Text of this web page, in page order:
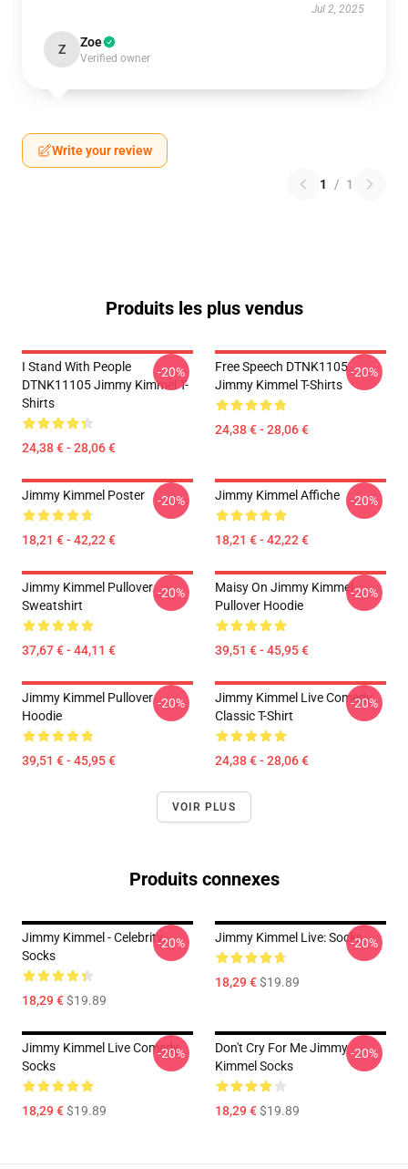
Jul 2, 2025
Z Zoe
Verified owner
Write your review
1 / 1
Produits les plus vendus
I Stand With People
DTNK11105 Jimmy Kimmel T-
Shirts
24,38 € - 28,06 €
-20%
Free Speech DTNK1105
Jimmy Kimmel T-Shirts
24,38 € - 28,06 €
-20%
Jimmy Kimmel Poster
18,21 € - 42,22 €
-20% Jimmy Kimmel Affiche
18,21 € - 42,22 €
-20%
Jimmy Kimmel Pullover
Sweatshirt
37,67 € - 44,11 €
-20%
Maisy On Jimmy Kimmel
Pullover Hoodie
39,51 € - 45,95 €
-20%
Jimmy Kimmel Pullover
Hoodie
39,51 € - 45,95 €
-20%
Jimmy Kimmel Live Comedy
Classic T-Shirt
24,38 € - 28,06 €
-20%
VOIR PLUS
Produits connexes
Jimmy Kimmel - Celebrity
Socks
18,29 €$19.89
-20% Jimmy Kimmel Live: Socks
18,29 €$19.89
-20%
Jimmy Kimmel Live Comedy
Socks
18,29 €$19.89
-20%
Don't Cry For Me Jimmy
Kimmel Socks
18,29 €$19.89
-20%